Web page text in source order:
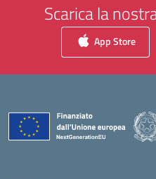
Scarica la
App Store